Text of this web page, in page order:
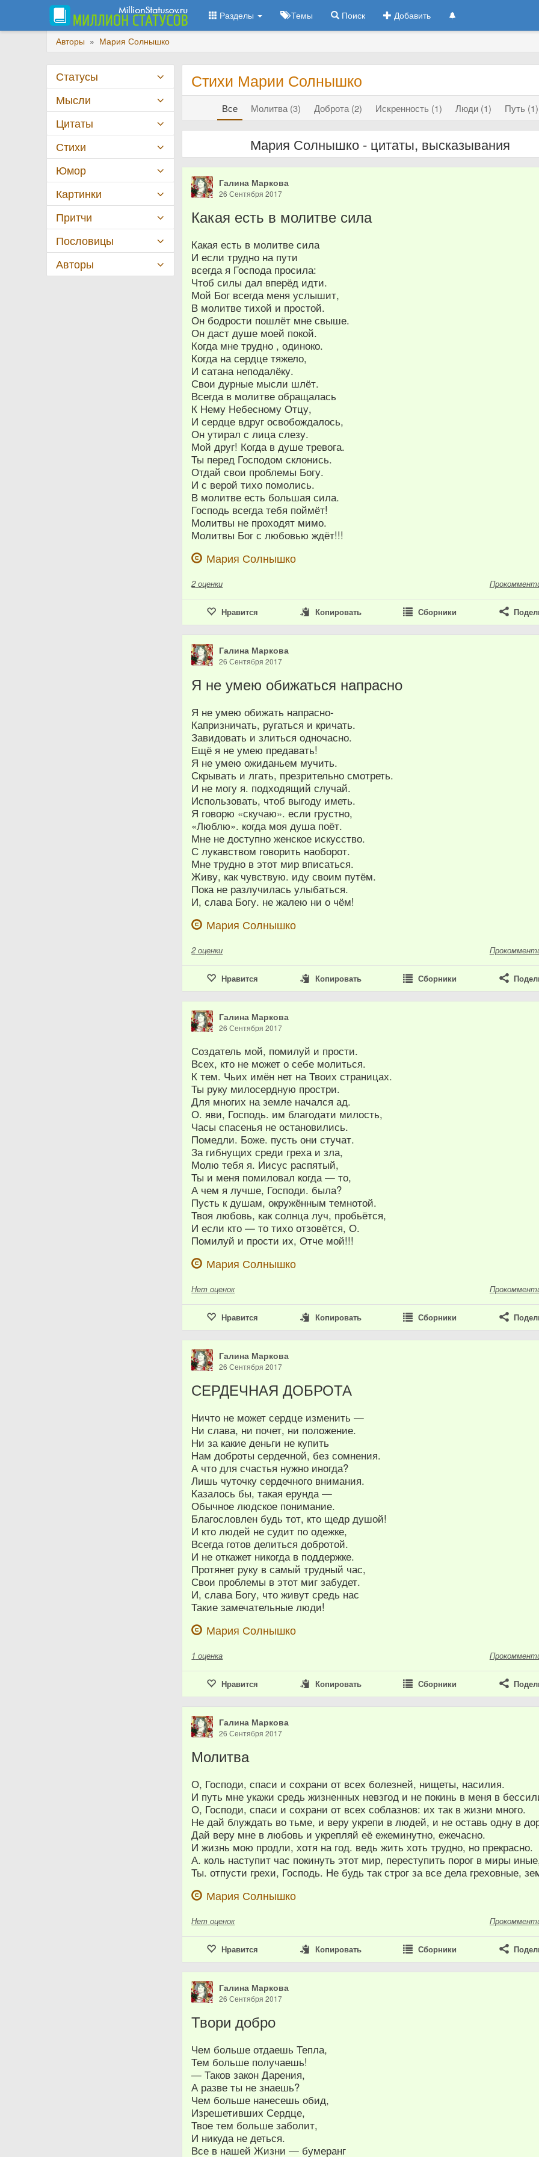
Разделы Темы Поиск Добавить
Авторы » Мария Солнышко
Стихи Марии Солнышко
Все Молитва (3) Доброта (2) Искренность (1) Люди (1) Путь (1)
Мария Солнышко - цитаты, высказывания
Галина Маркова
26 Сентября 2017
Какая есть в молитве сила
Какая есть в молитве сила
И если трудно на пути
всегда я Господа просила:
Чтоб силы дал вперёд идти.
Мой Бог всегда меня услышит,
В молитве тихой и простой.
Он бодрости пошлёт мне свыше.
Он даст душе моей покой.
Когда мне трудно , одиноко.
Когда на сердце тяжело,
И сатана неподалёку.
Свои дурные мысли шлёт.
Всегда в молитве обращалась
К Нему Небесному Отцу,
И сердце вдруг освобождалось,
Он утирал с лица слезу.
Мой друг! Когда в душе тревога.
Ты перед Господом склонись.
Отдай свои проблемы Богу.
И с верой тихо помолись.
В молитве есть большая сила.
Господь всегда тебя поймёт!
Молитвы не проходят мимо.
Молитвы Бог с любовью ждёт!!!
Мария Солнышко
2 оценки
Нравится Копировать Сборники
Галина Маркова
26 Сентября 2017
Я не умею обижаться напрасно
Я не умею обижать напрасно-
Капризничать, ругаться и кричать.
Завидовать и злиться одночасно.
Ещё я не умею предавать!
Я не умею ожиданьем мучить.
Скрывать и лгать, презрительно смотреть.
И не могу я. подходящий случай.
Использовать, чтоб выгоду иметь.
Я говорю «скучаю». если грустно,
«Люблю». когда моя душа поёт.
Мне не доступно женское искусство.
С лукавством говорить наоборот.
Мне трудно в этот мир вписаться.
Живу, как чувствую. иду своим путём.
Пока не разлучилась улыбаться.
И, слава Богу. не жалею ни о чём!
Мария Солнышко
2 оценки
Нравится Копировать Сборники
Галина Маркова
26 Сентября 2017
Создатель мой, помилуй и прости.
Всех, кто не может о себе молиться.
К тем. Чьих имён нет на Твоих страницах.
Ты руку милосердную простри.
Для многих на земле начался ад.
О. яви, Господь. им благодати милость,
Часы спасенья не остановились.
Помедли. Боже. пусть они стучат.
За гибнущих среди греха и зла,
Молю тебя я. Иисус распятый,
Ты и меня помиловал когда — то,
А чем я лучше, Господи. была?
Пусть к душам, окружённым темнотой.
Твоя любовь, как солнца луч, пробьётся,
И если кто — то тихо отзовётся, О.
Помилуй и прости их, Отче мой!!!
Мария Солнышко
Нет оценок
Нравится Копировать Сборники
Галина Маркова
26 Сентября 2017
СЕРДЕЧНАЯ ДОБРОТА
Ничто не может сердце изменить —
Ни слава, ни почет, ни положение.
Ни за какие деньги не купить
Нам доброты сердечной, без сомнения.
А что для счастья нужно иногда?
Лишь чуточку сердечного внимания.
Казалось бы, такая ерунда —
Обычное людское понимание.
Благословлен будь тот, кто щедр душой!
И кто людей не судит по одежке,
Всегда готов делиться добротой.
И не откажет никогда в поддержке.
Протянет руку в самый трудный час,
Свои проблемы в этот миг забудет.
И, слава Богу, что живут средь нас
Такие замечательные люди!
Мария Солнышко
1 оценка
Нравится Копировать Сборники
Галина Маркова
26 Сентября 2017
Молитва
О, Господи, спаси и сохрани от всех болезней, нищеты, насилия.
И путь мне укажи средь жизненных невзгод и не покинь в меня в
О, Господи, спаси и сохрани от всех соблазнов: их так в жизни много.
Не дай блуждать во тьме, и веру укрепи в людей, и не оставь одну в
Дай веру мне в любовь и укрепляй её ежеминутно, ежечасно.
И жизнь мою продли, хотя на год. ведь жить хоть трудно, но прекрасно.
А. коль наступит час покинуть этот мир, переступить порог в миры
Ты. отпусти грехи, Господь. Не будь так строг за все дела греховные,
Мария Солнышко
Нет оценок
Нравится Копировать Сборники
Галина Маркова
26 Сентября 2017
Твори добро
Чем больше отдаешь Тепла,
Тем больше получаешь!
— Таков закон Дарения,
А разве ты не знаешь?
Чем больше нанесешь обид,
Изрешетивших Сердце,
Твое тем больше заболит,
И никуда не деться.
Все в нашей Жизни — бумеранг
Статусы
Мысли
Цитаты
Стихи
Юмор
Картинки
Притчи
Пословицы
Авторы